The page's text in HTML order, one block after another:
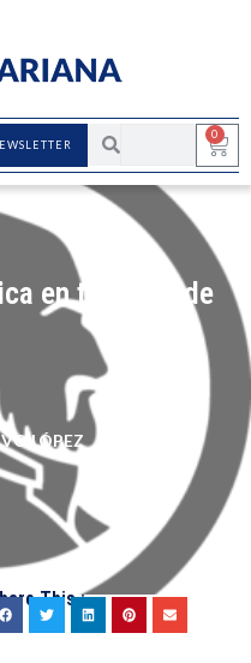
0
en tiempos de
LÓPEZ
This :